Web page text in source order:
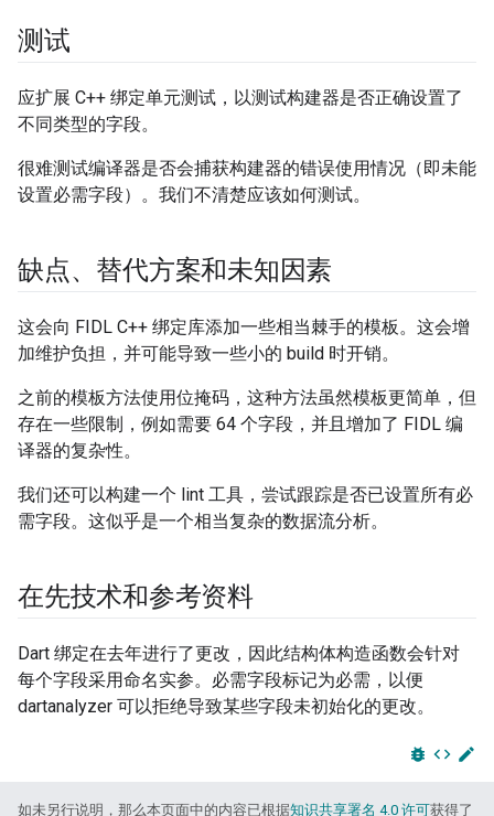
测试
应扩展 C++ 绑定单元测试，以测试构建器是否正确设置了
不同类型的字段。
很难测试编译器是否会捕获构建器的错误使用情况（即未能
设置必需字段）。我们不清楚应该如何测试。
缺点、替代方案和未知因素
这会向 FIDL C++ 绑定库添加一些相当棘手的模板。这会增
加维护负担，并可能导致一些小的 build 时开销。
之前的模板方法使用位掩码，这种方法虽然模板更简单，但
存在一些限制，例如需要 64 个字段，并且增加了 FIDL 编
译器的复杂性。
我们还可以构建一个 lint 工具，尝试跟踪是否已设置所有必
需字段。这似乎是一个相当复杂的数据流分析。
在先技术和参考资料
Dart 绑定在去年进行了更改，因此结构体构造函数会针对
每个字段采用命名实参。必需字段标记为必需，以便
dartanalyzer 可以拒绝导致某些字段未初始化的更改。
bug_report code edit
如未另行说明，那么本页面中的内容已根据知识共享署名 4.0 许可获得了